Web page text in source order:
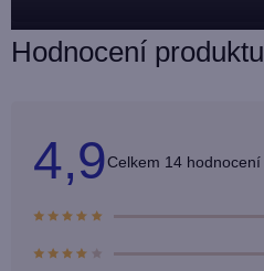
Hodnocení produktu
4,9Průměrné
hodnocení
5
14 hodnocení